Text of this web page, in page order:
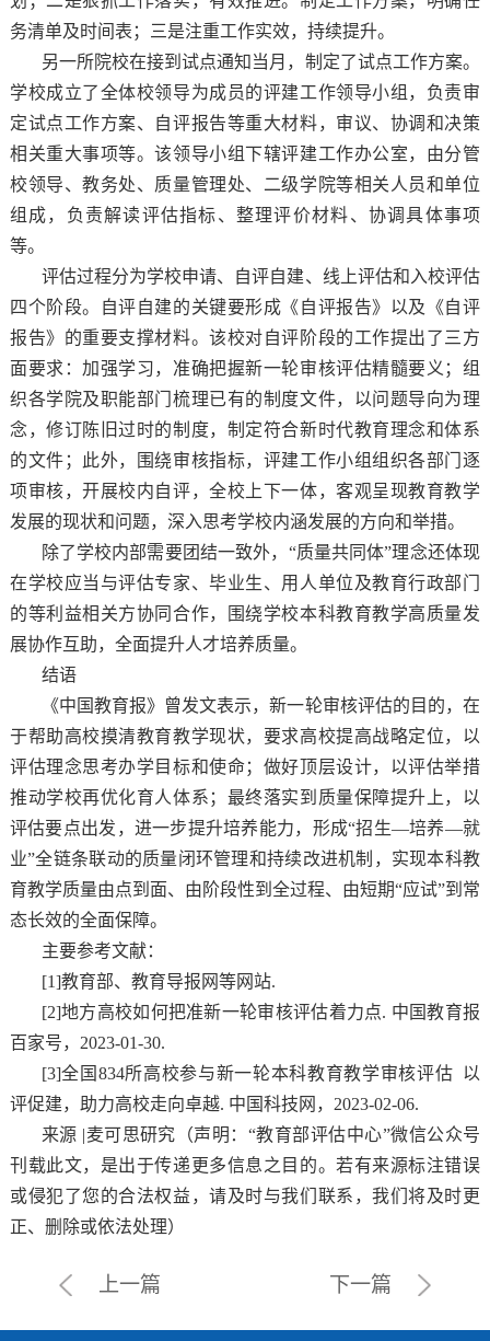
务清单及时间表；三是注重工作实效，持续提升。
另一所院校在接到试点通知当月，制定了试点工作方案。
学校成立了全体校领导为成员的评建工作领导小组，负责审
定试点工作方案、自评报告等重大材料，审议、协调和决策
相关重大事项等。该领导小组下辖评建工作办公室，由分管
校领导、教务处、质量管理处、二级学院等相关人员和单位
组成，负责解读评估指标、整理评价材料、协调具体事项
等。
评估过程分为学校申请、自评自建、线上评估和入校评估
四个阶段。自评自建的关键要形成《自评报告》以及《自评
报告》的重要支撑材料。该校对自评阶段的工作提出了三方
面要求：加强学习，准确把握新一轮审核评估精髓要义；组
织各学院及职能部门梳理已有的制度文件，以问题导向为理
念，修订陈旧过时的制度，制定符合新时代教育理念和体系
的文件；此外，围绕审核指标，评建工作小组组织各部门逐
项审核，开展校内自评，全校上下一体，客观呈现教育教学
发展的现状和问题，深入思考学校内涵发展的方向和举措。
除了学校内部需要团结一致外，“质量共同体”理念还体现
在学校应当与评估专家、毕业生、用人单位及教育行政部门
的等利益相关方协同合作，围绕学校本科教育教学高质量发
展协作互助，全面提升人才培养质量。
结语
《中国教育报》曾发文表示，新一轮审核评估的目的，在
于帮助高校摸清教育教学现状，要求高校提高战略定位，以
评估理念思考办学目标和使命；做好顶层设计，以评估举措
推动学校再优化育人体系；最终落实到质量保障提升上，以
评估要点出发，进一步提升培养能力，形成“招生—培养—就
业”全链条联动的质量闭环管理和持续改进机制，实现本科教
育教学质量由点到面、由阶段性到全过程、由短期“应试”到常
态长效的全面保障。
主要参考文献：
[1]教育部、教育导报网等网站.
[2]地方高校如何把准新一轮审核评估着力点. 中国教育报
百家号，2023-01-30.
[3]全国834所高校参与新一轮本科教育教学审核评估 以
评促建，助力高校走向卓越. 中国科技网，2023-02-06.
来源 |麦可思研究（声明：“教育部评估中心”微信公众号
刊载此文，是出于传递更多信息之目的。若有来源标注错误
或侵犯了您的合法权益，请及时与我们联系，我们将及时更
正、删除或依法处理）
上一篇 下一篇